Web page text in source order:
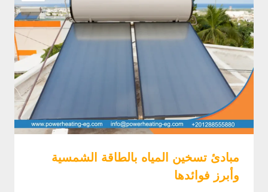
مبادئ تسخين المياه بالطاقة الشمسية
وأبرز فوائدها